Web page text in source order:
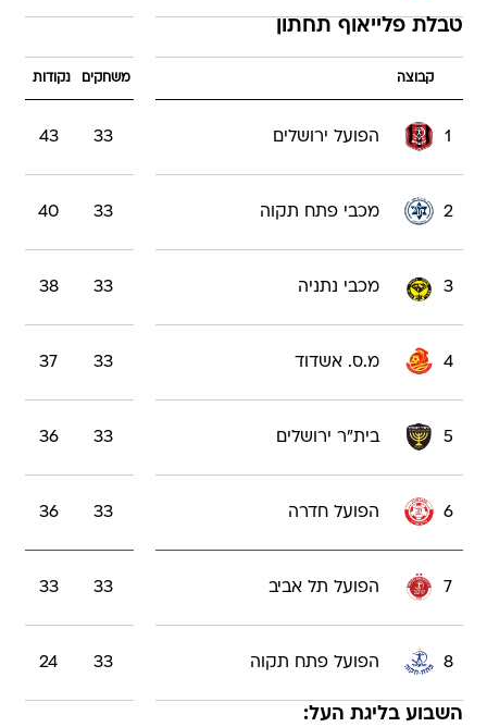
טבלת פלייאוף תחתון
קבוצה משחקים נקודות
1 הפועל ירושלים 33
43
2 מכבי פתח תקוה 33
40
3 מכבי נתניה 33
38
4 מ.ס. אשדוד 33
37
5 בית"ר ירושלים 33
36
6 הפועל חדרה 33
36
7 הפועל תל אביב 33
33
8 הפועל פתח תקוה 33
24
השבוע בליגת העל: